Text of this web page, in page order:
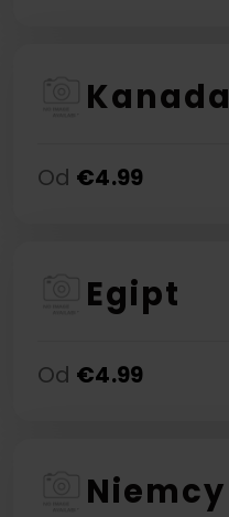
Kanada
Od €4.99
Egipt
Od €4.99
Niemcy